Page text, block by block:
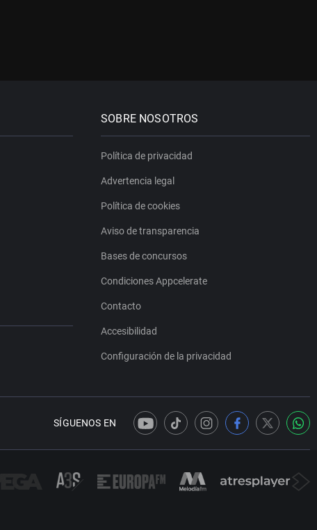
SOBRE NOSOTROS
Política de privacidad
Advertencia legal
Política de cookies
Aviso de transparencia
Bases de concursos
Condiciones Appcelerate
Contacto
Accesibilidad
Configuración de la privacidad
SÍGUENOS EN